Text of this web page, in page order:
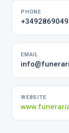
PHONE
EMAIL
WEBSITE